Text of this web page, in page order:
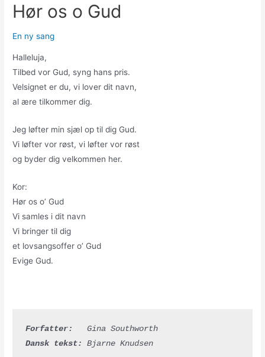
Hør os o Gud
En ny sang
Halleluja,
Tilbed vor Gud, syng hans pris.
Velsignet er du, vi lover dit navn,
al ære tilkommer dig.
Jeg løfter min sjæl op til dig Gud.
Vi løfter vor røst, vi løfter vor røst
og byder dig velkommen her.
Kor:
Hør os o’ Gud
Vi samles i dit navn
Vi bringer til dig
et lovsangsoffer o’ Gud
Evige Gud.
Forfatter:
   Gina Southworth
Dansk tekst:
Bjarne Knudsen